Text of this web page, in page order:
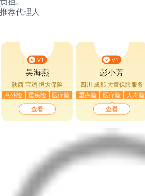
推荐代理人
吴海燕
陕西 宝鸡恒大保险
意外险
重疾险 医疗险
查看
彭小芳
四川 成都 大童保险服务
重疾险
医疗险 人寿险
查看